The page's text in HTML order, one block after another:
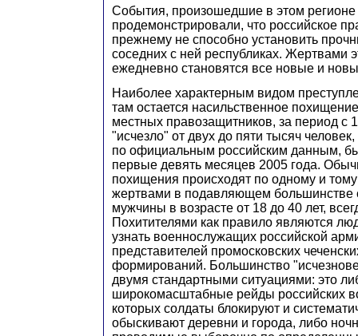
События, произошедшие в этом регионе
продемонстрировали, что российское
прежнему не способно установить
соседних с ней республиках. Жертвами
ежедневно становятся все новые и
Наиболее характерным видом
там остается насильственное
местных правозащитников, за период с
"исчезло" от двух до пяти тысяч
по официальным российским данным,
первые девять месяцев 2005 года.
похищения происходят по одному и
жертвами в подавляющем большинстве
мужчины в возрасте от 18 до 40 лет,
Похитителями как правило являются
узнать военнослужащих российской
представителей промосковских
формирований. Большинство
двумя стандартными ситуациями: это
широкомасштабные рейды российских
которых солдаты блокируют и
обыскивают деревни и города, либо